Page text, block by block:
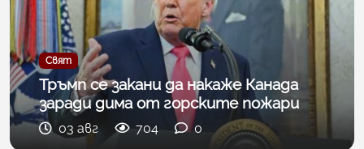
Свят
Тръмп се закани да накаже Канада
заради дима от горските пожари
03 авг 704 0